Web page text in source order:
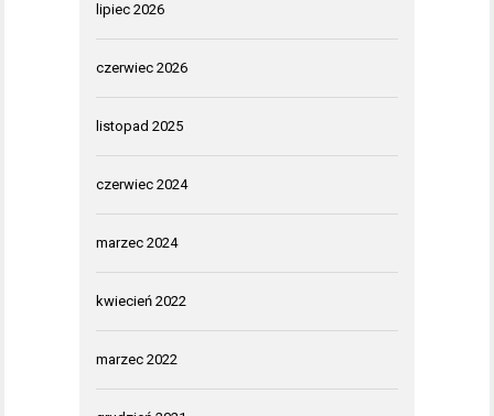
lipiec 2026
czerwiec 2026
listopad 2025
czerwiec 2024
marzec 2024
kwiecień 2022
marzec 2022